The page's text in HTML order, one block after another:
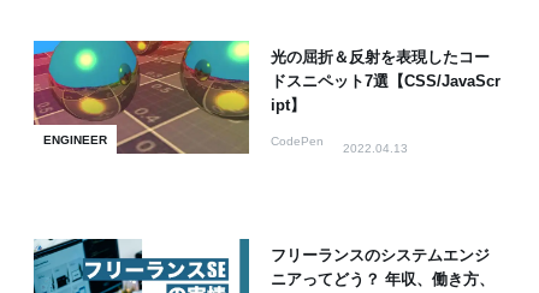
ENGINEER
光の屈折＆反射を表現したコー
ドスニペット7選【CSS/JavaScr
ipt】
CodePen
2022.04.13
フリーランスのシステムエンジ
ニアってどう？ 年収、働き方、